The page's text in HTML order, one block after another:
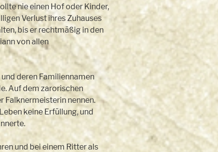
nie einen Hof oder Kinder,
Verlust ihres Zuhauses
bis er rechtmäßig in den
von allen
deren Familiennamen
Auf dem zarorischen
Falknermeisterin nennen.
keine Erfüllung, und
und bei einem Ritter als